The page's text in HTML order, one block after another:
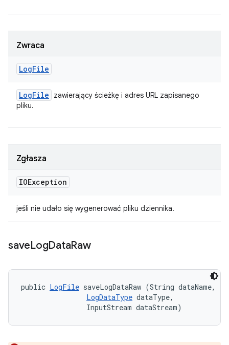
Zwraca
LogFile
LogFile
zawierający ścieżkę i adres URL zapisanego
pliku.
Zgłasza
IOException
jeśli nie udało się wygenerować pliku dziennika.
saveLogDataRaw
public LogFile saveLogDataRaw (String dataName,
LogDataType dataType,
                InputStream dataStream)